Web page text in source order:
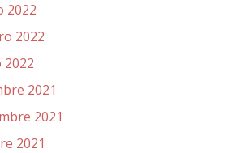
2022
2022
2021
2021
2021